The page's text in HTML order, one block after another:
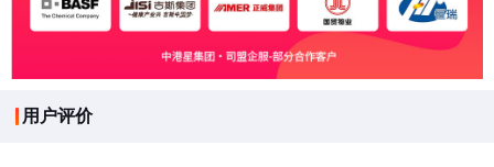
用户评价